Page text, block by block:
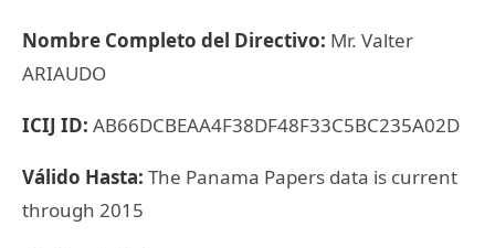
Nombre Completo del Directivo: Mr. Valter
ARIAUDO
ICIJ ID: AB66DCBEAA4F38DF48F33C5BC235A02D
Válido Hasta: The Panama Papers data is current
through 2015